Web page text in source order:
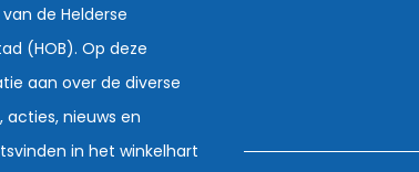
de Helderse
(HOB). Op deze
aan over de diverse
acties, nieuws en
in het winkelhart